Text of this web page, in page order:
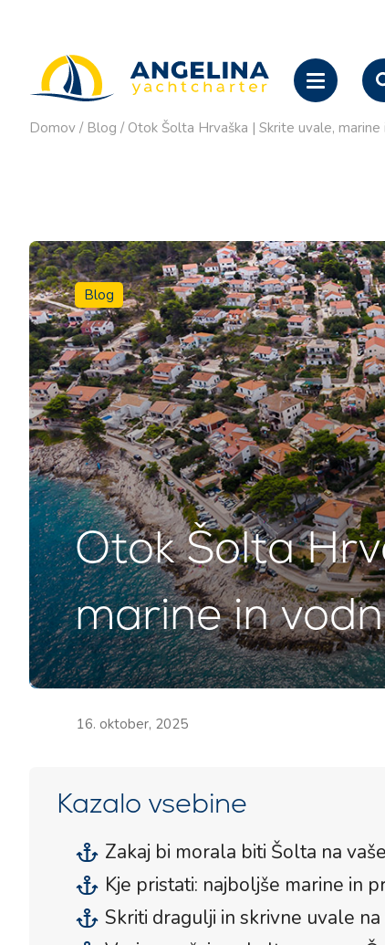
Domov / Blog / Otok Šolta Hrvaška | Skrite uvale,
Blog
Otok Šolta
marine in
16. oktober, 2025
Kazalo vsebine
Zakaj bi morala biti Šolta na
Kje pristati: najboljše marine in
Skriti dragulji in skrivne uvale